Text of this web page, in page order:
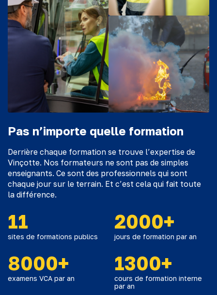
Pas n’importe quelle formation
Derrière chaque formation se trouve l’expertise de
Vinçotte. Nos formateurs ne sont pas de simples
enseignants. Ce sont des professionnels qui sont
chaque jour sur le terrain. Et c’est cela qui fait toute
la différence.
11
sites de formations publics
2000+
jours de formation par an
8000+
examens VCA par an
1300+
cours de formation interne
par an